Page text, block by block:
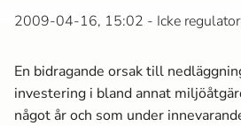
2009-04-16, 15:02 - Icke
En bidragande orsak till
investering i bland annat
något år och som under